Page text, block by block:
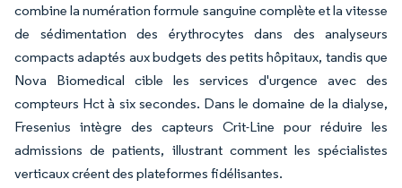
combine la numération formule sanguine complète et la vitesse
de sédimentation des érythrocytes dans des analyseurs
compacts adaptés aux budgets des petits hôpitaux, tandis que
Nova Biomedical cible les services d'urgence avec des
compteurs Hct à six secondes. Dans le domaine de la dialyse,
Fresenius intègre des capteurs Crit-Line pour réduire les
admissions de patients, illustrant comment les spécialistes
verticaux créent des plateformes fidélisantes.